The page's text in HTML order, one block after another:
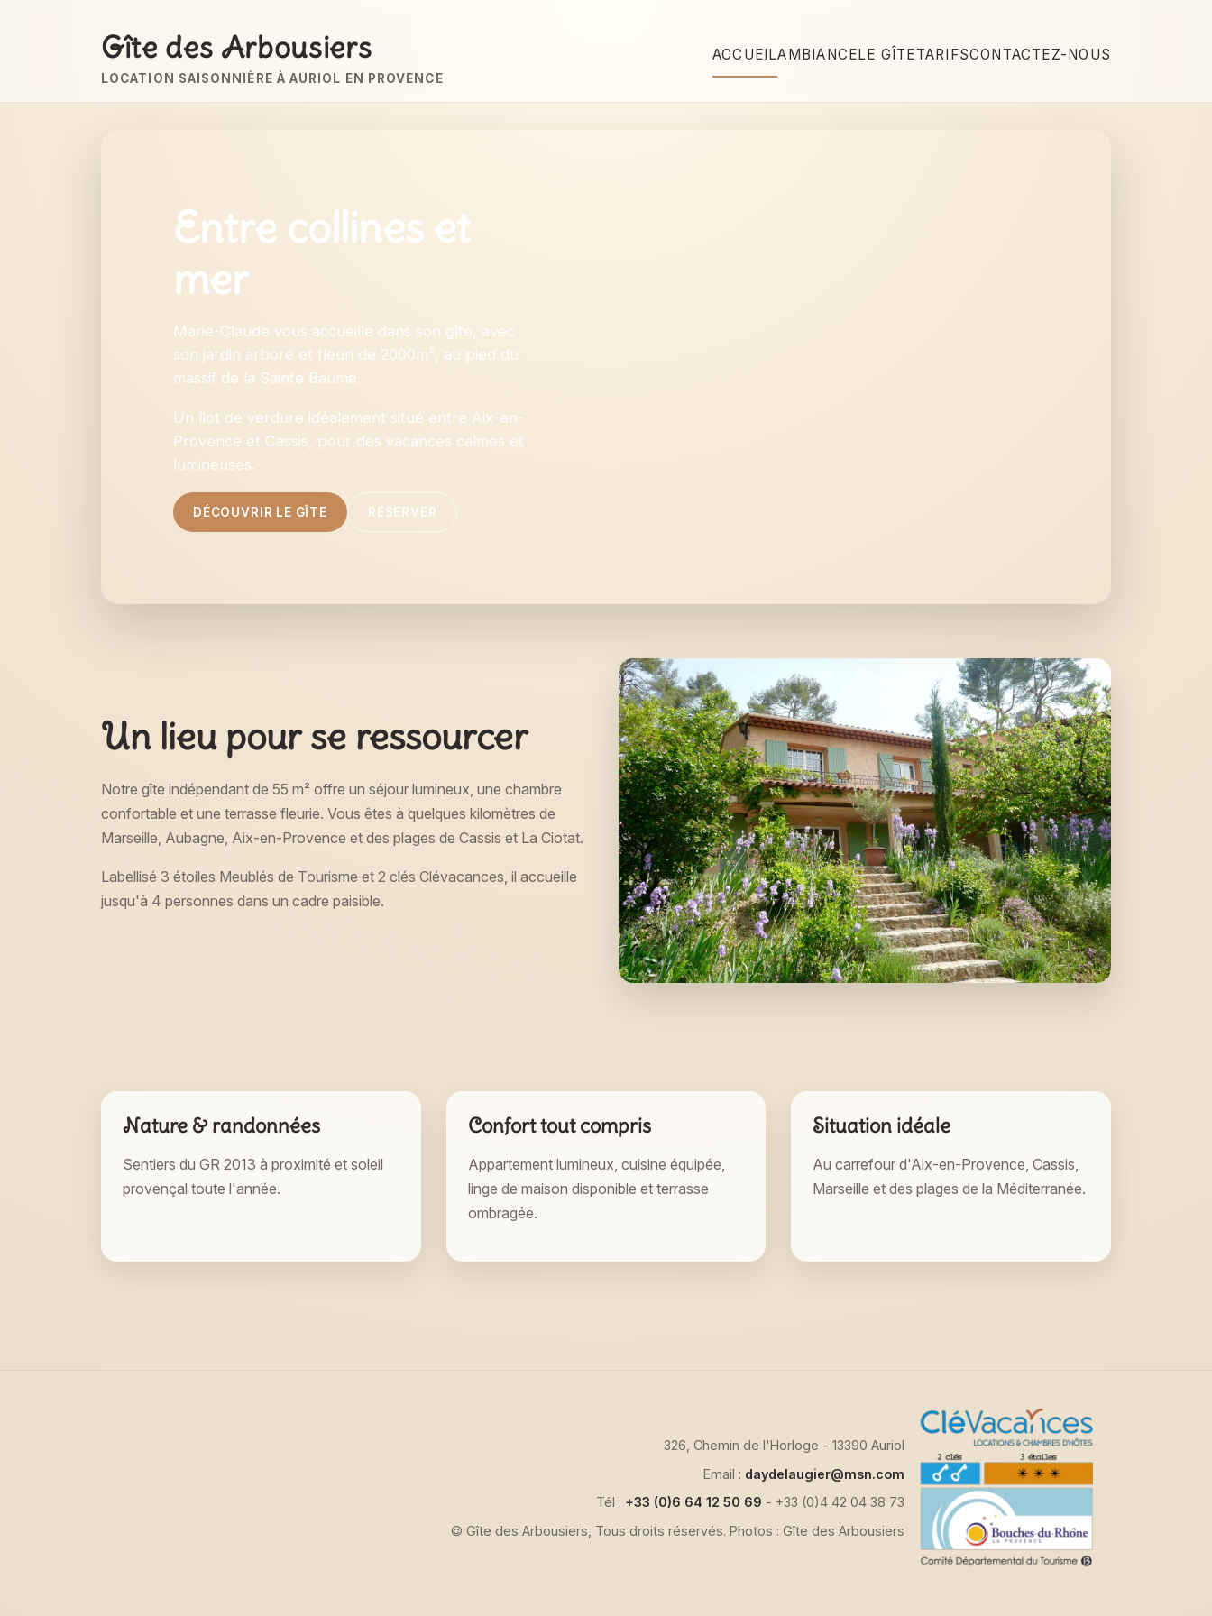
Gîte des Arbousiers
LOCATION SAISONNIÈRE À AURIOL EN PROVENCE
ACCUEILAMBIANCELE GÎTETARIFSCONTACTEZ-NOUS
Entre collines et
mer
Marie-Claude vous accueille dans son gîte, avec
son jardin arboré et fleuri de 2000m², au pied du
massif de la Sainte Baume.
Un îlot de verdure idéalement situé entre Aix-en-
Provence et Cassis, pour des vacances calmes et
lumineuses.
DÉCOUVRIR LE GÎTE RÉSERVER
Un lieu pour se ressourcer
Notre gîte indépendant de 55 m² offre un séjour lumineux, une chambre
confortable et une terrasse fleurie. Vous êtes à quelques kilomètres de
Marseille, Aubagne, Aix-en-Provence et des plages de Cassis et La Ciotat.
Labellisé 3 étoiles Meublés de Tourisme et 2 clés Clévacances, il accueille
jusqu'à 4 personnes dans un cadre paisible.
Nature & randonnées
Sentiers du GR 2013 à proximité et soleil
provençal toute l'année.
Confort tout compris
Appartement lumineux, cuisine équipée,
linge de maison disponible et terrasse
ombragée.
Situation idéale
Au carrefour d'Aix-en-Provence, Cassis,
Marseille et des plages de la Méditerranée.
326, Chemin de l'Horloge - 13390 Auriol
Email : daydelaugier@msn.com
Tél : +33 (0)6 64 12 50 69 - +33 (0)4 42 04 38 73
© Gîte des Arbousiers, Tous droits réservés. Photos : Gîte des Arbousiers